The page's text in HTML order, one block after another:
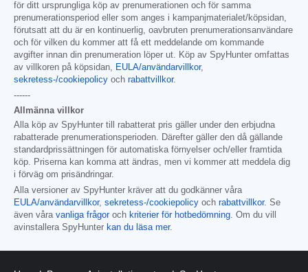
för ditt ursprungliga köp av prenumerationen och för samma
prenumerationsperiod eller som anges i kampanjmaterialet/köpsidan,
förutsatt att du är en kontinuerlig, oavbruten prenumerationsanvändare
och för vilken du kommer att få ett meddelande om kommande
avgifter innan din prenumeration löper ut. Köp av SpyHunter omfattas
av villkoren på köpsidan, EULA/användarvillkor,
sekretess-/cookiepolicy och rabattvillkor.
------
Allmänna villkor
Alla köp av SpyHunter till rabatterat pris gäller under den erbjudna
rabatterade prenumerationsperioden. Därefter gäller den då gällande
standardprissättningen för automatiska förnyelser och/eller framtida
köp. Priserna kan komma att ändras, men vi kommer att meddela dig
i förväg om prisändringar.
Alla versioner av SpyHunter kräver att du godkänner våra
EULA/användarvillkor, sekretess-/cookiepolicy och rabattvillkor. Se
även våra vanliga frågoroch kriterier för hotbedömning. Om du vill
avinstallera SpyHunter kan du läsa mer.